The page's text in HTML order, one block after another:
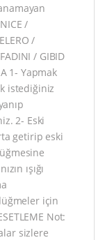
/
/
/ GIBID
1- Yapmak
istediğiniz
2- Eski
getirip eski
ışığı
için
Not:
sizlere